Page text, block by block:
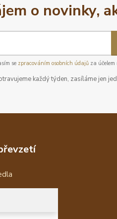
o novinky,
se zpracováním osobních údajůza účelem
každý týden, zasíláme jen